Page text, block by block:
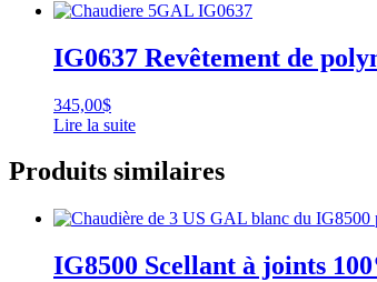
peuvent
choisies
sur
la
page
du
IG0637 Revêtement de
345,00$
Lire la suite
Produits similaires
IG8500 Scellant à joints